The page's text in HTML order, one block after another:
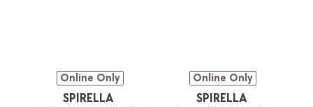
Online Only
SPIRELLA
Online Only
SPIRELLA